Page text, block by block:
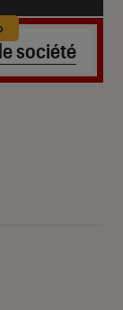
société